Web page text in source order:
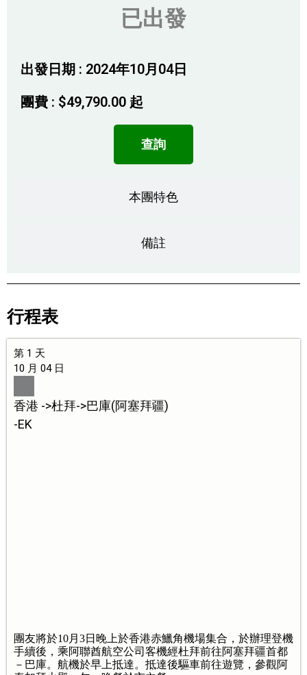
已出發
出發日期 : 2024年10月04日
團費 : $49,790.00 起
查詢
本團特色
備註
行程表
第 1 天
10 月 04 日
香港 ->杜拜->巴庫(阿塞拜疆)
-EK
團友將於10月3日晚上於香港赤鱲角機場集合，於辦理登機
手續後，乘阿聯酋航空公司客機經杜拜前往阿塞拜疆首都
－巴庫。航機於早上抵達。抵達後驅車前往遊覽，參觀阿